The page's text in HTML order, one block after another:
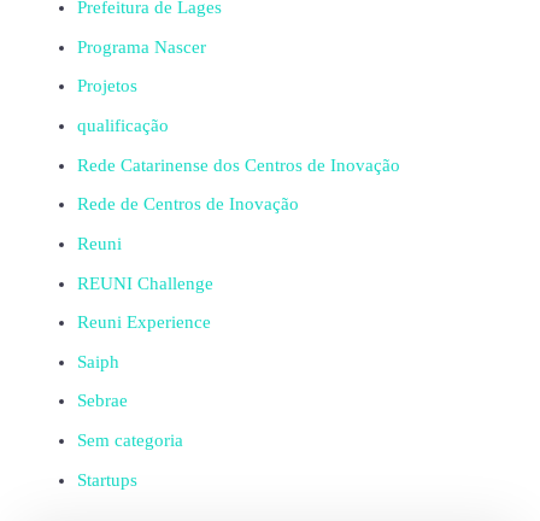
Prefeitura de Lages
Programa Nascer
Projetos
qualificação
Rede Catarinense dos Centros de Inovação
Rede de Centros de Inovação
Reuni
REUNI Challenge
Reuni Experience
Saiph
Sebrae
Sem categoria
Startups